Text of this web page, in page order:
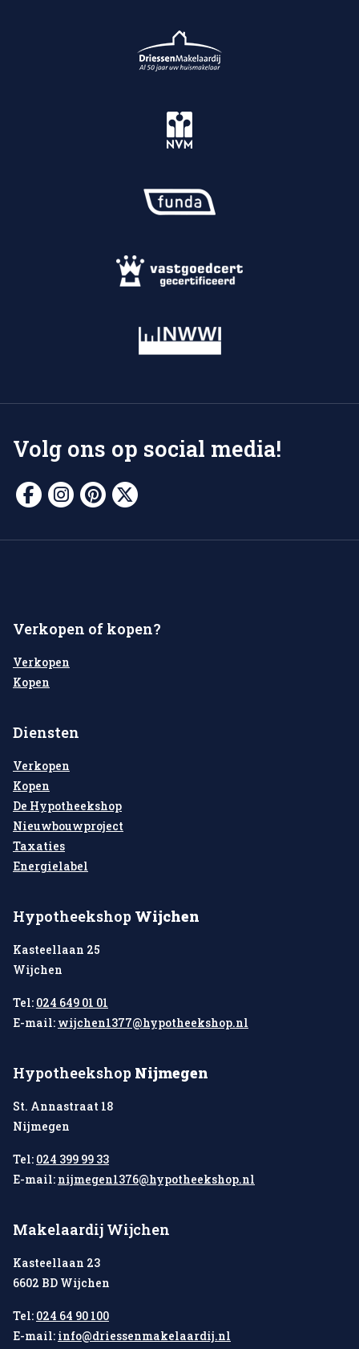
Volg ons op social media!
Verkopen of kopen?
Verkopen
Kopen
Diensten
Verkopen
Kopen
De Hypotheekshop
Nieuwbouwproject
Taxaties
Energielabel
Hypotheekshop Wijchen
Kasteellaan 25
Wijchen
Tel: 024 649 01 01
E-mail: wijchen1377@hypotheekshop.nl
Hypotheekshop Nijmegen
St. Annastraat 18
Nijmegen
Tel: 024 399 99 33
E-mail: nijmegen1376@hypotheekshop.nl
Makelaardij Wijchen
Kasteellaan 23
6602 BD Wijchen
Tel: 024 64 90 100
E-mail: info@driessenmakelaardij.nl